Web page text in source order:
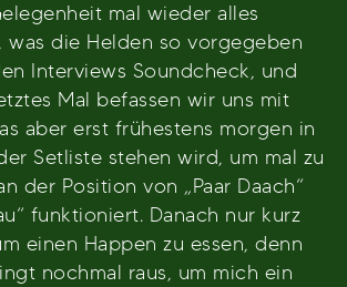
mal wieder alles
was die Helden so vorgegeben
Interviews Soundcheck, und
Mal befassen wir uns mit
aber erst frühestens morgen in
Setliste stehen wird, um mal zu
der Position von „Paar Daach“
funktioniert. Danach nur kurz
einen Happen zu essen, denn
nochmal raus, um mich ein